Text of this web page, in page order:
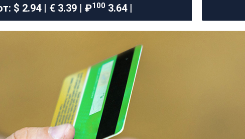
$ 2.94 | € 3.39 | ₽1003.64 |